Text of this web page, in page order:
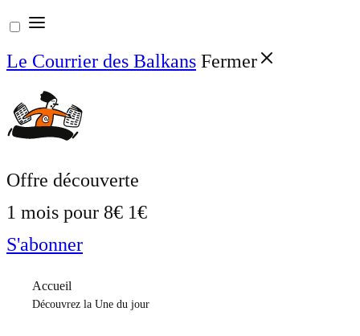
Aller
au
contenu
Le Courrier des Balkans Fermer
Offre découverte
1 mois pour 8€ 1€
S'abonner
Accueil
Découvrez la Une du jour